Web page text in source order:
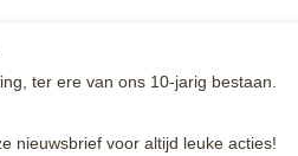
ter ere van ons 10-jarig bestaan.
nieuwsbrief voor altijd leuke acties!